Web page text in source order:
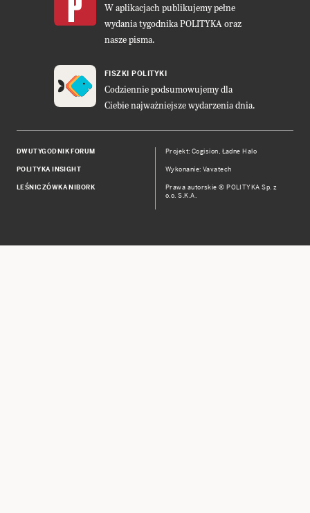
W aplikacjach publikujemy pełne
wydania tygodnika POLITYKA oraz
nasze pisma.
FISZKI POLITYKI
Codziennie podsumowujemy dla
Ciebie najważniejsze wydarzenia dnia.
DWUTYGODNIK FORUM
POLITYKA INSIGHT
LEŚNICZÓWKA NIBORK
Projekt:Cogision, Ładne Halo
Wykonanie: Vavatech
Prawa autorskie © POLITYKA Sp. z
o.o. S.K.A.